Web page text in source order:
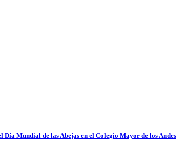
Mundial de las Abejas en el Colegio Mayor de los Andes